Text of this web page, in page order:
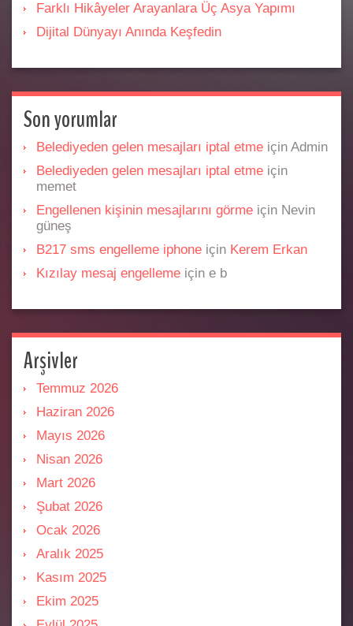
Farklı Hikâyeler Arayanlara Üç Asya Yapımı
Dijital Dünyayı Anında Keşfedin
Son yorumlar
Belediyeden gelen mesajları iptal etme için Admin
Belediyeden gelen mesajları iptal etme için
memet
Engellenen kişinin mesajlarını görme için Nevin
güneş
B217 sms engelleme iphone için Kerem Erkan
Kızılay mesaj engelleme için e b
Arşivler
Temmuz 2026
Haziran 2026
Mayıs 2026
Nisan 2026
Mart 2026
Şubat 2026
Ocak 2026
Aralık 2025
Kasım 2025
Ekim 2025